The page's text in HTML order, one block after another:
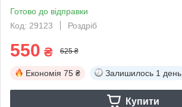
Готово до відправки
Код: 29123
Роздріб
550 ₴ 625 ₴
Економія 75 ₴ Залишилось 1 день
Купити